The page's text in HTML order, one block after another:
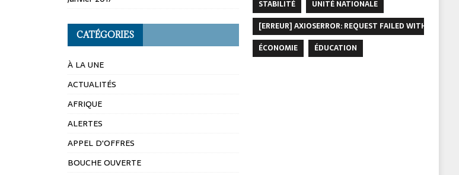
CATÉGORIES
À LA UNE
ACTUALITÉS
AFRIQUE
ALERTES
APPEL D'OFFRES
BOUCHE OUVERTE
STABILITÉ
UNITÉ NATIONALE
[ERREUR] AXIOSERROR: REQUEST FAILED WITH
ÉCONOMIE
ÉDUCATION